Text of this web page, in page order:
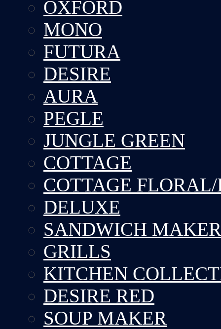
OXFORD
MONO
FUTURA
DESIRE
AURA
PEGLE
JUNGLE GREEN
COTTAGE
COTTAGE
DELUXE
SANDWICH MAKER
GRILLS
KITCHEN
DESIRE RED
SOUP MAKER